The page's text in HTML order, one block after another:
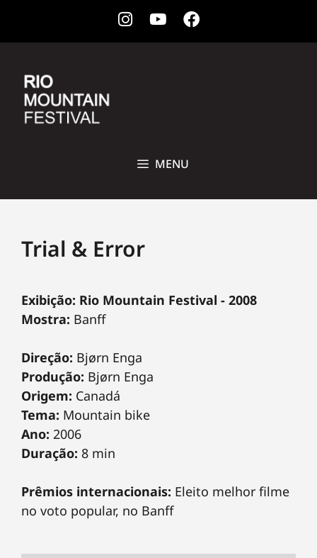
Instagram
YoutubeFacebook
MENU
Trial & Error
Exibição: Rio Mountain Festival - 2008
Mostra: Banff
Direção: Bjørn Enga
Produção: Bjørn Enga
Origem: Canadá
Tema: Mountain bike
Ano: 2006
Duração: 8 min
Prêmios internacionais: Eleito melhor filme
no voto popular, no Banff